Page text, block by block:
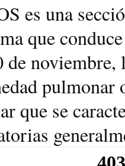
es una
que
noviembre,
que se